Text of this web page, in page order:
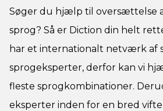
Søger du hjælp til oversættelse
sprog? Så er Diction din helt
har et internationalt netværk af
sprogeksperter, derfor kan vi
fleste sprogkombinationer.
eksperter inden for en bred